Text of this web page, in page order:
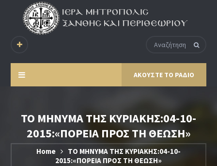
ΑΚΟΥΣΤΕ ΤΟ ΡΑΔΙΟ
ΤΟ ΜΗΝΥΜΑ ΤΗΣ ΚΥΡΙΑΚΗΣ:04-10-
2015:«ΠΟΡΕΙΑ ΠΡΟΣ ΤΗ ΘΕΩΣΗ»
Home
ΤΟ ΜΗΝΥΜΑ ΤΗΣ ΚΥΡΙΑΚΗΣ:04-10-
2015:«ΠΟΡΕΙΑ ΠΡΟΣ ΤΗ ΘΕΩΣΗ»